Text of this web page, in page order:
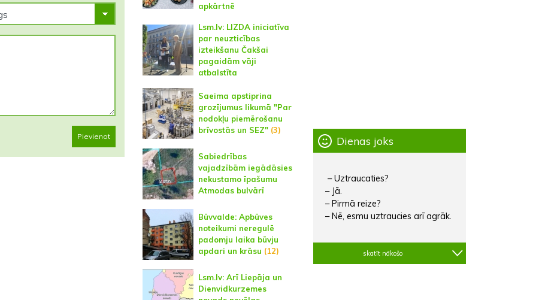
Pievienot
apkārtnē
Lsm.lv: LIZDA iniciatīva
par neuzticības
izteikšanu Čakšai
pagaidām vāji
atbalstīta
Saeima apstiprina
grozījumus likumā "Par
nodokļu piemērošanu
brīvostās un SEZ"(3)
Sabiedrības
vajadzībām iegādāsies
nekustamo īpašumu
Atmodas bulvārī
Būvvalde: Apbūves
noteikumi neregulē
padomju laika būvju
apdari un krāsu (12)
Lsm.lv: Arī Liepāja un
Dienvidkurzemes
Dienas joks
– Uztraucaties?
– Jā.
– Pirmā reize?
– Nē, esmu uztraucies arī agrāk.
skatīt nākošo